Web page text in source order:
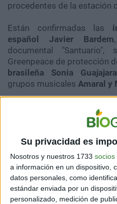
Su privacidad es
Nosotros y nuestros 1733 socios
a información en un dispositivo,
datos personales, como
estándar enviada por un
personalizado, medición de
procedentes de la estación
Están confirmadas las
español Javier Bardem
documental
Greenpeace de protección
brasileña Sonia Guajajara
grupos musicales Amaral y